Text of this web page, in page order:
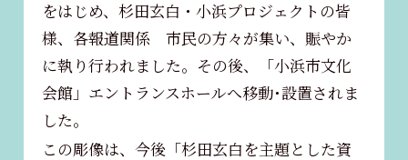
をはじめ、杉田玄白・小浜プロジェクトの皆
様、各報道関係 市民の方々が集い、賑やか
に執り行われました。その後、「小浜市文化
会館」エントランスホールへ移動･設置されま
した。
この彫像は、今後「杉田玄白を主題とした資